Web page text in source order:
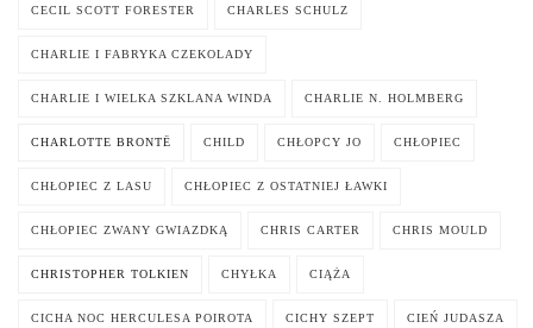
CECIL SCOTT FORESTER CHARLES SCHULZ
CHARLIE I FABRYKA CZEKOLADY
CHARLIE I WIELKA SZKLANA WINDA CHARLIE N. HOLMBERG
CHARLOTTE BRONTË CHILD CHŁOPCY JO CHŁOPIEC
CHŁOPIEC Z LASU CHŁOPIEC Z OSTATNIEJ ŁAWKI
CHŁOPIEC ZWANY GWIAZDKĄ CHRIS CARTER CHRIS MOULD
CHRISTOPHER TOLKIEN CHYŁKA CIĄŻA
CICHA NOC HERCULESA POIROTA CICHY SZEPT CIEŃ JUDASZA